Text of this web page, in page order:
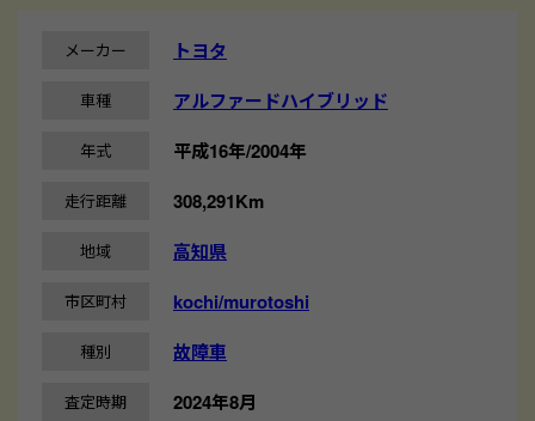
メーカー トヨタ
車種 アルファードハイブリッド
年式 平成16年/2004年
走行距離 308,291Km
地域 高知県
市区町村 kochi/murotoshi
種別 故障車
査定時期 2024年8月